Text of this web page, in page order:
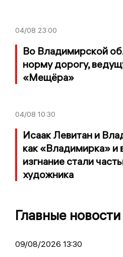
04/08 23:00
Во Владимирской
норму дорогу,
«Мещёра»
04/08 10:30
Исаак Левитан и
как «Владимирка» и
изгнание стали
художника
Главные новости
09/08/2026 13:30